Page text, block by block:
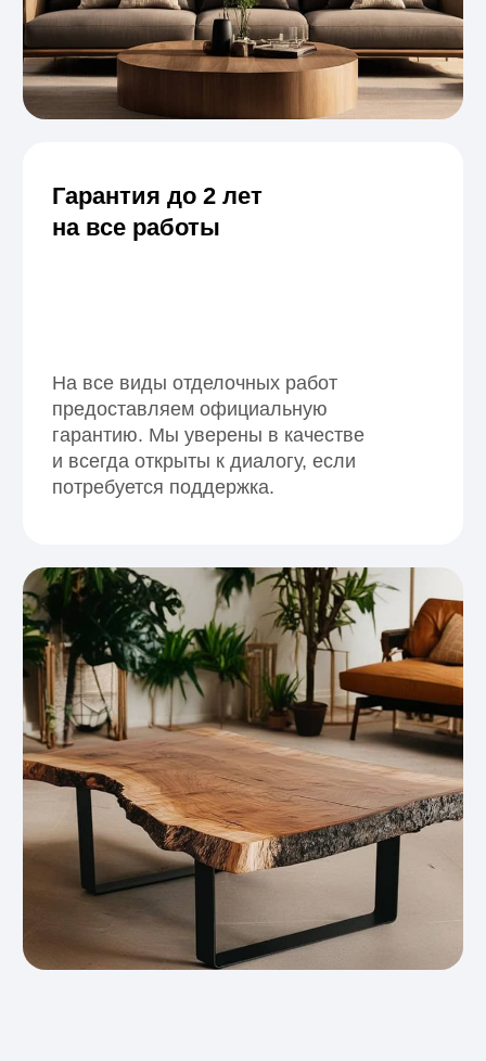
Долговечность и надёжность
Обработанная древесина сохраняет
вид на долгие годы. Мы используем
влагостойкие и износостойкие
покрытия, которые защищают
03
Универсальный стиль
Отделка деревом подходит для лофт,
сканди, классики и модерна. Легко
сочетается с камнем, штукатуркой
и металлом, подчёркивая характер
помещения.
02
Натуральность и уют
Дерево создаёт тёплую атмосферу
и комфорт. Натуральная отделка
регулирует микроклимат и делает
интерьер живым и гармоничным.